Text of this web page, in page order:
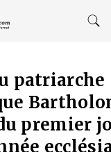
patriarche
premier